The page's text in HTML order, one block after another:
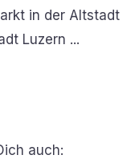
in der Altstadt
Luzern ...
auch: